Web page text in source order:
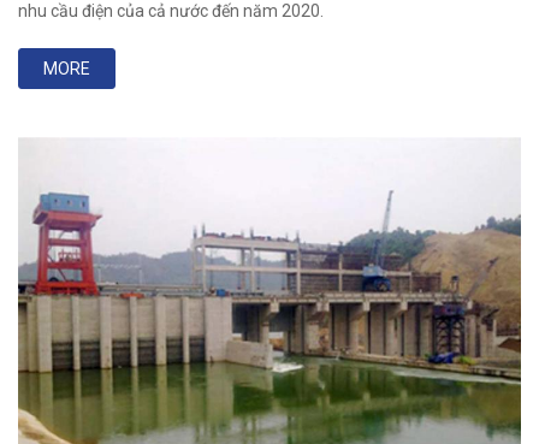
nhu cầu điện của cả nước đến năm 2020.
MORE